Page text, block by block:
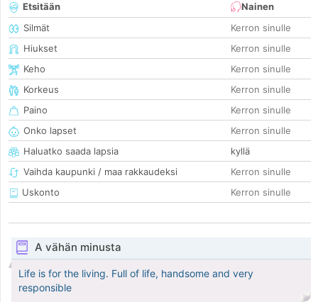
Etsitään
Nainen
Silmät
Kerron sinulle
Hiukset
Kerron sinulle
Keho
Kerron sinulle
Korkeus
Kerron sinulle
Paino
Kerron sinulle
Onko lapset
Kerron sinulle
Haluatko saada lapsia
kyllä
Vaihda kaupunki / maa rakkaudeksi
Kerron sinulle
Uskonto
Kerron sinulle
A vähän minusta
Life is for the living. Full of life, handsome and very
responsible